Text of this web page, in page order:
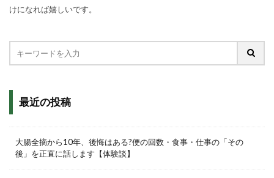
けになれば嬉しいです。
最近の投稿
大腸全摘から10年、後悔はある?便の回数・食事・仕事の「その
後」を正直に話します【体験談】